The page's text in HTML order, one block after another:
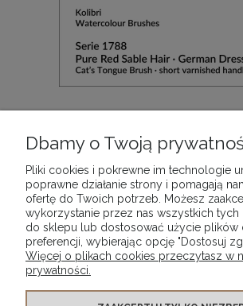
Kolibri Red Sable, seria
148,90 zł
DO KOSZYKA
Dbamy o Twoją
Pliki cookies i pokrewne im technologie
poprawne działanie strony i pomagają
ofertę do Twoich potrzeb. Możesz
wykorzystanie przez nas wszystkich
do sklepu lub dostosować użycie plików
preferencji, wybierając opcję "Dostosuj
Więcej o plikach cookies przeczytasz w
prywatności.